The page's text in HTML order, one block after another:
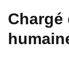
Chargé